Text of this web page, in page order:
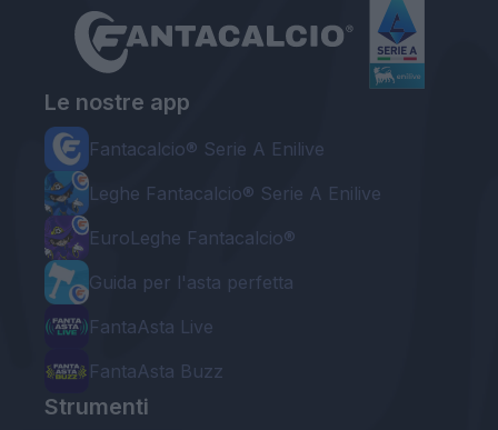
Le nostre app
Fantacalcio® Serie A Enilive
Leghe Fantacalcio® Serie A Enilive
EuroLeghe Fantacalcio®
Guida per l'asta perfetta
FantaAsta Live
FantaAsta Buzz
Strumenti